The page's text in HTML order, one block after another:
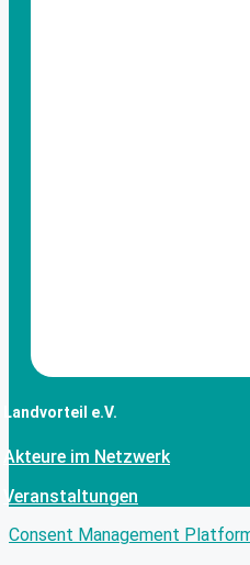
Landvorteil e.V.
Akteure im Netzwerk
Veranstaltungen
Consent Management